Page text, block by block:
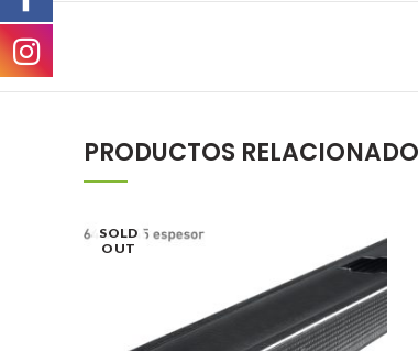
PRODUCTOS
SOLD
OUT